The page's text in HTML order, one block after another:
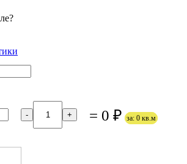
- + = 0 ₽ за: 0 кв.м